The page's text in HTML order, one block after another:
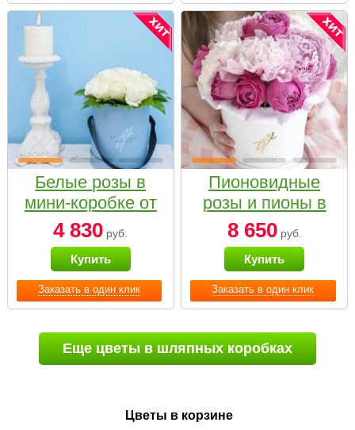
Заказать в один клик
Белые розы в
мини-коробке от
Bella Fiori
4 830 руб.
Купить
Заказать в один клик
Пионовидные
розы и пионы в
белой коробке
Small
8 650руб.
Купить
Еще цветы в шляпных коробках
Цветы в корзине